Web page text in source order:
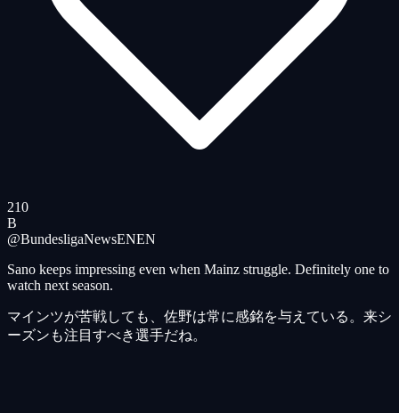
210
B
@BundesligaNewsENEN
Sano keeps impressing even when Mainz struggle. Definitely one to
watch next season.
マインツが苦戦しても、佐野は常に感銘を与えている。来シ
ーズンも注目すべき選手だね。